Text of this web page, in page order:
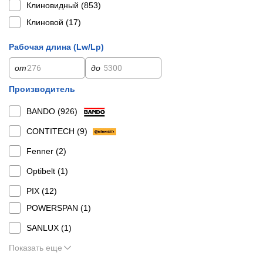
Клиновидный (853)
Клиновой (17)
Рабочая длина (Lw/Lp)
от до
Производитель
BANDO (926)
CONTITECH (9)
Fenner (2)
Optibelt (1)
PIX (12)
POWERSPAN (1)
SANLUX (1)
Показать еще